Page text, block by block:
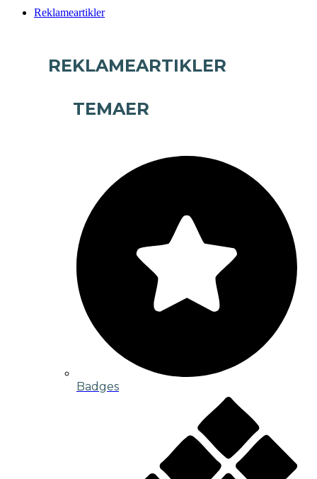
Reklameartikler
REKLAMEARTIKLER
TEMAER
Badges